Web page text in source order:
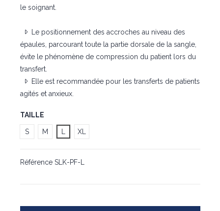
le soignant.
Le positionnement des accroches au niveau des
épaules, parcourant toute la partie dorsale de la sangle,
évite le phénomène de compression du patient lors du
transfert.
Elle est recommandée pour les transferts de patients
agités et anxieux.
TAILLE
S M L XL
Référence SLK-PF-L